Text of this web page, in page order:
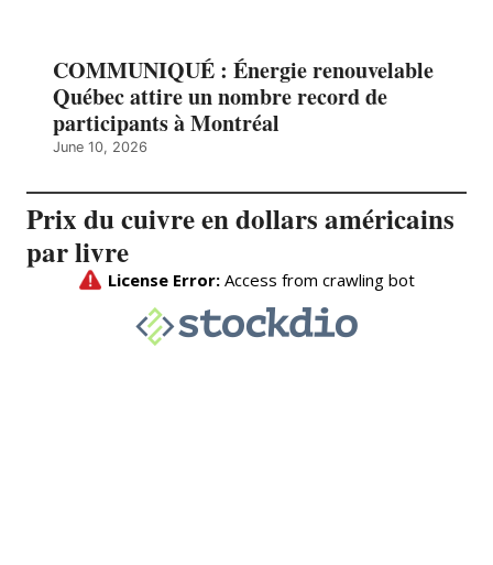
COMMUNIQUÉ : Énergie renouvelable
Québec attire un nombre record de
participants à Montréal
June 10, 2026
Prix du cuivre en dollars américains
par livre